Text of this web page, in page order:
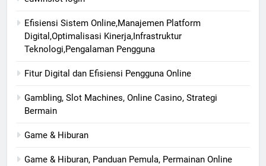
Efisiensi Sistem Online,Manajemen Platform
Digital,Optimalisasi Kinerja,Infrastruktur
Teknologi,Pengalaman Pengguna
Fitur Digital dan Efisiensi Pengguna Online
Gambling, Slot Machines, Online Casino, Strategi
Bermain
Game & Hiburan
Game & Hiburan, Panduan Pemula, Permainan Online